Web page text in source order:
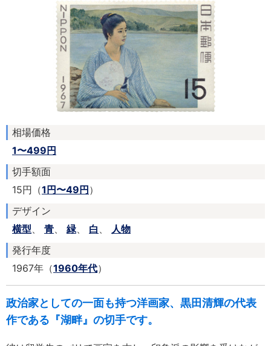
相場価格
1〜499円
切手額面
15円（1円〜49円 ）
デザイン
横型、 青、 緑、 白 、 人物
発行年度
1967年（1960年代）
政治家としての一面も持つ洋画家、黒田清輝の代表
作である『湖畔』の切手です。